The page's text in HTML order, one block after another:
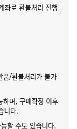
좌로 환불처리 진행
/환불처리가 불가
며, 구매확정 이후
니다.
할 수도 있습니다.